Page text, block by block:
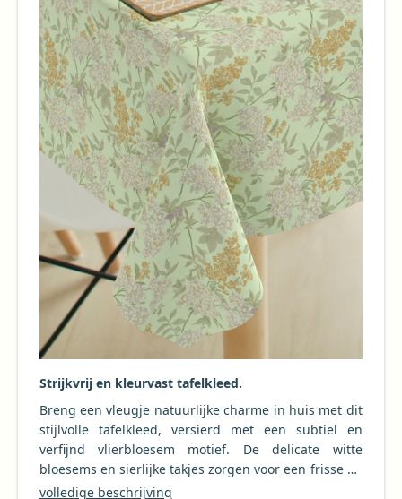
Strijkvrij en kleurvast tafelkleed.
Breng een vleugje natuurlijke charme in huis met dit
stijlvolle tafelkleed, versierd met een subtiel en
verfijnd vlierbloesem motief. De delicate witte
bloesems en sierlijke takjes zorgen voor een frisse en
rustgevende uitstraling, perfect voor zowel binnen
volledige beschrijving